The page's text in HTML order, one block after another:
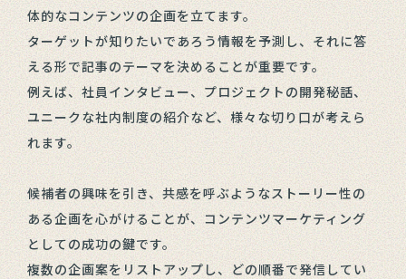
体的なコンテンツの企画を立てます。
ターゲットが知りたいであろう情報を予測し、それに答
える形で記事のテーマを決めることが重要です。
例えば、社員インタビュー、プロジェクトの開発秘話、
ユニークな社内制度の紹介など、様々な切り口が考えら
れます。
候補者の興味を引き、共感を呼ぶようなストーリー性の
ある企画を心がけることが、コンテンツマーケティング
としての成功の鍵です。
複数の企画案をリストアップし、どの順番で発信してい